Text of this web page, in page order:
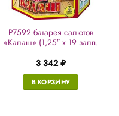
Р7592 батарея салютов
«Калаш» (1,25″ х 19 залп.
3 342 ₽
В КОРЗИНУ